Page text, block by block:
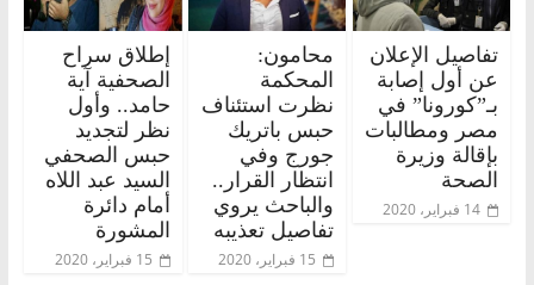
تفاصيل الإعلان
عن أول إصابة
بـ”كورونا” في
مصر ومطالبات
بإقالة وزيرة
الصحة
14 فبراير، 2020
محامون:
المحكمة
نظرت استئناف
حبس باتريك
جورج وفي
انتظار القرار..
والباحث يروي
تفاصيل تعذيبه
15 فبراير، 2020
إطلاق سراح
الصحفية آية
حامد.. وأول
نظر لتجديد
حبس الصحفي
السيد عبد اللاه
أمام دائرة
المشورة
15 فبراير، 2020